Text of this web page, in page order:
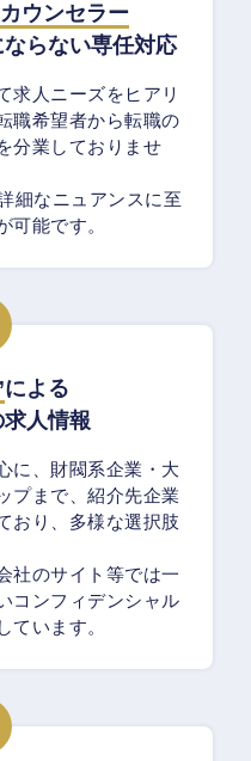
ウンセラー
らない専任対応
求人ニーズをヒアリ
職希望者から転職の
分業しておりませ
細なニュアンスに至
可能です。
による
人情報
に、財閥系企業・大
プまで、紹介先企業
おり、多様な選択肢
社のサイト等では一
コンフィデンシャル
ています。